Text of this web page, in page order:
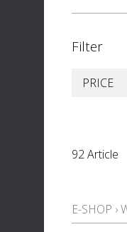
Filter
PRICE
92 Article
E-SHOP ›